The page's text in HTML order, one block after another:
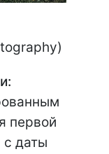
первой
с даты